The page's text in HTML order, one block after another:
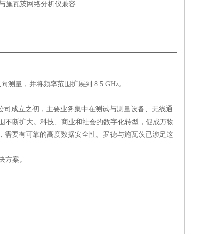
施瓦茨网络分析仪兼容
测量，并将频率范围扩展到 8.5 GHz。
成立之初，主要业务集中在测试与测量设备、无线通
断扩大。科技、商业和社会的数字化转型，促成万物
要有可靠的高度数据安全性。罗德与施瓦茨已涉足这
方案。